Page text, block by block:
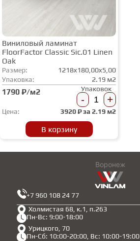
Виниловый ламинат
FloorFactor Classic Sic.01 Linen
Oak
Размер:
1218x180,00x5,00
Упаковка:
2.19 м2
1790 ₽/м2 Упаковок
- +
Цена: 3920₽ за 2.19 м2
В корзину
Воронеж
Холмистая 68, к.1, п.263
Пн-Вс: 9:00-18:00
Урицкого, 70
Пн-Сб: 10:00-20:00, Вс: 10:00-19:00
+7 960 108 24 77